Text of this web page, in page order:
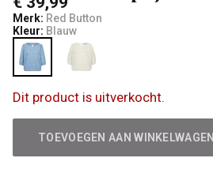
Merk: Red Button
Kleur: Blauw
Dit product is uitverkocht.
TOEVOEGEN AAN WINKELWAGEN